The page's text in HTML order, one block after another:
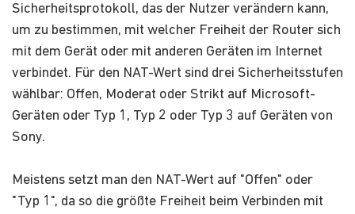
Sicherheitsprotokoll, das der Nutzer verändern kann,
um zu bestimmen, mit welcher Freiheit der Router sich
mit dem Gerät oder mit anderen Geräten im Internet
verbindet. Für den NAT-Wert sind drei Sicherheitsstufen
wählbar: Offen, Moderat oder Strikt auf Microsoft-
Geräten oder Typ 1, Typ 2 oder Typ 3 auf Geräten von
Sony.
Meistens setzt man den NAT-Wert auf "Offen" oder
"Typ 1", da so die größte Freiheit beim Verbinden mit